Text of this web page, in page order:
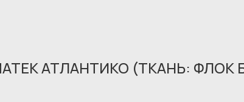
АТЛАНТИКО (ТКАНЬ: ФЛОК